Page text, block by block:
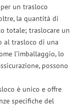
un trasloco
la quantità di
totale; traslocare un
al trasloco di una
l’imballaggio, lo
possono
è unico e offre
specifiche del